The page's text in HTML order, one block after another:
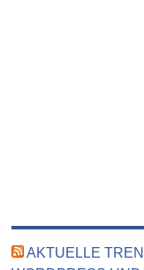
AKTUELLE